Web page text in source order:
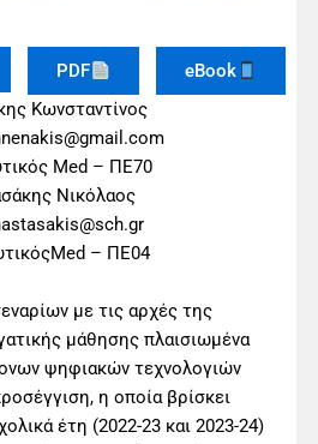
PDF
eBook
Κωνσταντίνος
Med – ΠΕ70
Νικόλαος
– ΠΕ04
με τις αρχές της
μάθησης πλαισιωμένα
ψηφιακών τεχνολογιών
η οποία βρίσκει
έτη (2022-23 και 2023-24)